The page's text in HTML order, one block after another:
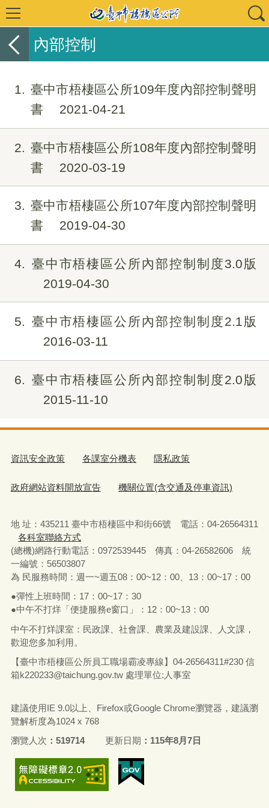
內部控制
1
臺中市梧棲區公所109年度內部控制聲明
書
2021-04-21
2
臺中市梧棲區公所108年度內部控制聲明
書
2020-03-19
3
臺中市梧棲區公所107年度內部控制聲明
書
2019-04-30
4
臺中市梧棲區公所內部控制制度3.0版
2019-04-30
5
臺中市梧棲區公所內部控制制度2.1版
2016-03-11
6
臺中市梧棲區公所內部控制制度2.0版
2015-11-10
資訊安全政策 各課室分機表 隱私政策
政府網站資料開放宣告 機關位置(含交通及停車資訊)
地 址：435211 臺中市梧棲區中和街66號 電話：04-26564311
各科室聯絡方式
(總機)網路行動電話：0972539445 傳真：04-26582606 統
一編號：56503807
為 民服務時間：週一~週五08：00~12：00、13：00~17：00
●彈性上班時間：17：00~17：30
●中午不打烊「便捷服務e窗口」：12：00~13：00
中午不打烊課室：民政課、社會課、農業及建設課、人文課，
歡迎您多加利用。
【臺中市梧棲區公所員工職場霸凌專線】04-26564311#230 信
箱k220233@taichung.gov.tw處理單位:人事室
建議使用IE 9.0以上、Firefox或Google Chrome瀏覽器，建議瀏
覽解析度為1024 x 768
瀏覽人次
519714 更新日期 115年8月7日